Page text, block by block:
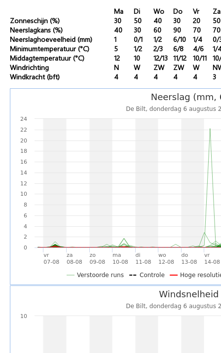
Ma Di Wo Do Vr
Za
Zonneschijn (%)
30 50 40 30 20
50
Neerslagkans (%)
40 30 60 90 70
70
Neerslaghoeveelheid (mm)
1 0/1 1/2 6/10 1/4
0/
Minimumtemperatuur (°C)
5 1/2 2/3 6/8 4/6
1/
Middagtemperatuur (°C)
12 10 12/13 11/12 10/11
Windrichting
N W ZW ZW W
Windkracht (bft)
4 4 4 4 4 3